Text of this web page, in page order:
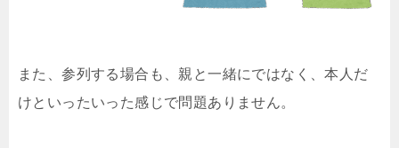
また、参列する場合も、親と一緒にではなく、本人だ
けといったいった感じで問題ありません。